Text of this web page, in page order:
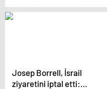
saldırısında 5 kişi öldü
Josep Borrell, İsrail
ziyaretini iptal etti: